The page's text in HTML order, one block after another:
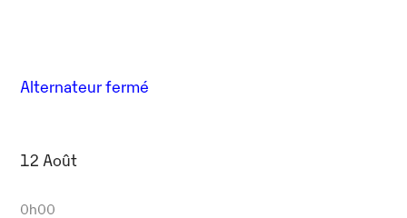
Alternateur fermé
12 Août
0h00